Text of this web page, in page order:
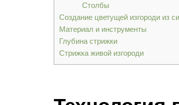
Столбы
Создание цветущей изгороди из
Материал и инструменты
Глубина стрижки
Стрижка живой изгороди